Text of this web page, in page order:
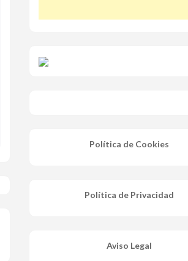
Política de Cookies
Política de Privacidad
Aviso Legal